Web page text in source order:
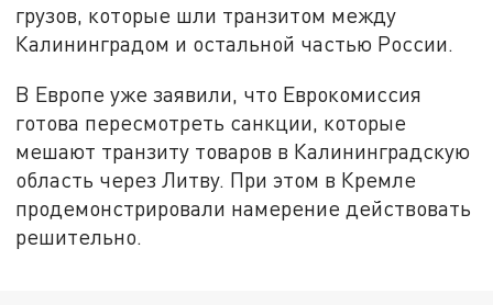
грузов, которые шли транзитом между
Калининградом и остальной частью России.
В Европе уже заявили, что Еврокомиссия
готова пересмотреть санкции, которые
мешают транзиту товаров в Калининградскую
область через Литву. При этом в Кремле
продемонстрировали намерение действовать
решительно.